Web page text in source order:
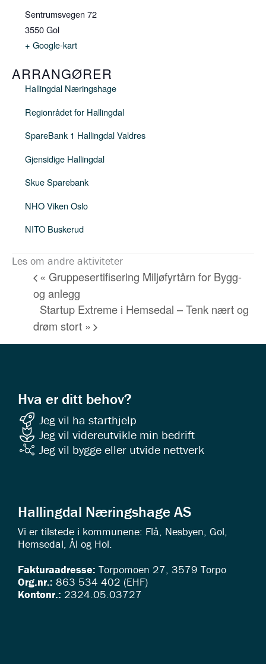
Sentrumsvegen 72
3550Gol
+ Google-kart
ARRANGØRER
Hallingdal Næringshage
Regionrådet for Hallingdal
SpareBank 1 Hallingdal Valdres
Gjensidige Hallingdal
Skue Sparebank
NHO Viken Oslo
NITO Buskerud
Les om andre aktiviteter
« Gruppesertifisering Miljøfyrtårn for Bygg-
og anlegg
Startup Extreme i Hemsedal – Tenk nært og
drøm stort »
Hva er ditt behov?
Jeg vil ha starthjelp
Jeg vil videreutvikle min bedrift
Jeg vil bygge eller utvide nettverk
Hallingdal Næringshage AS
Vi er tilstede i kommunene: Flå, Nesbyen, Gol,
Hemsedal, Ål og Hol.
Fakturaadresse: Torpomoen 27, 3579 Torpo
Org.nr.: 863 534 402 (EHF)
Kontonr.: 2324.05.03727